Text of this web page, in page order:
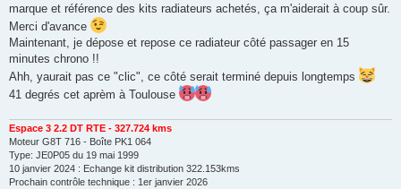
n
o
n
l
u
marque et référence des kits radiateurs achetés, ça m'aiderait à coup sûr.
Merci d'avance
Maintenant, je dépose et repose ce radiateur côté passager en 15
minutes chrono !!
Ahh, yaurait pas ce "clic", ce côté serait terminé depuis longtemps
41 degrés cet aprèm à Toulouse
Espace 3 2.2 DT RTE - 327.724 kms
Moteur G8T 716 - Boîte PK1 064
Type: JE0P05 du 19 mai 1999
10 janvier 2024 : Echange kit distribution 322.153kms
Prochain contrôle technique : 1er janvier 2026